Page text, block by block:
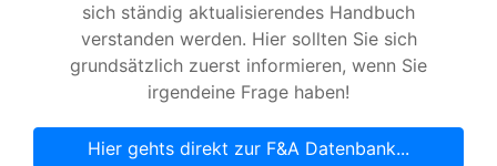
sich ständig aktualisierendes Handbuch
verstanden werden. Hier sollten Sie sich
grundsätzlich zuerst informieren, wenn Sie
irgendeine Frage haben!
Hier gehts direkt zur F&A Datenbank...